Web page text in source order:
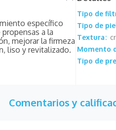
específico
a la
mejorar la firmeza
liso y revitalizado.
Tipo de
Tipo de
Textura
Momento
Tipo de
Comentarios y